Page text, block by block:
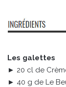
Les galettes
► 20 cl de
► 40 g de Le